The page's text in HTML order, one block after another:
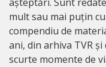
mult sau mai puțin
compendiu de
ani, din arhiva TVR
scurte momente de